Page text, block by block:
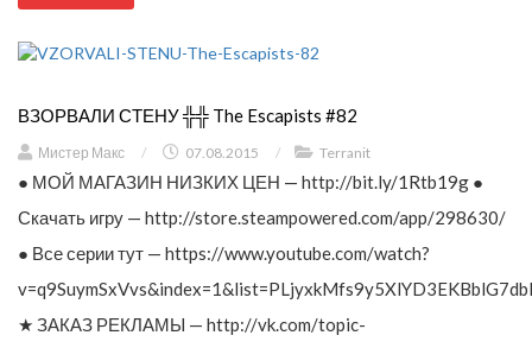
ВЗОРВАЛИ СТЕНУ ╬╬ The Escapists #82
Мистер Макс / 07.08.2015 / Terranit
● МОЙ МАГАЗИН НИЗКИХ ЦЕН — http://bit.ly/1Rtb19g ●
Скачать игру — http://store.steampowered.com/app/298630/
● Все серии тут — https://www.youtube.com/watch?
★ ЗАКАЗ РЕКЛАМЫ — http://vk.com/topic-